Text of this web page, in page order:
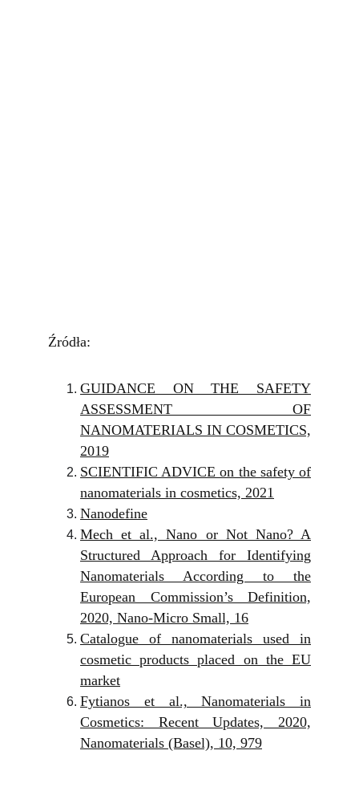
Źródła:
GUIDANCE ON THE SAFETY
ASSESSMENT OF
NANOMATERIALS IN COSMETICS,
2019
SCIENTIFIC ADVICE on the safety of
nanomaterials in cosmetics, 2021
Nanodefine
Mech et al., Nano or Not Nano? A
Structured Approach for Identifying
Nanomaterials According to the
European Commission’s Definition,
2020, Nano-Micro Small, 16
Catalogue of nanomaterials used in
cosmetic products placed on the EU
market
Fytianos et al., Nanomaterials in
Cosmetics: Recent Updates, 2020,
Nanomaterials (Basel), 10, 979